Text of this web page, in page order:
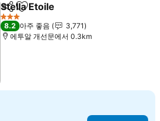
공유 즐겨찾기에 추가
Stella Etoile
3 성급
8.2 아주 좋음
3,771
에투알 개선문에서 0.3km